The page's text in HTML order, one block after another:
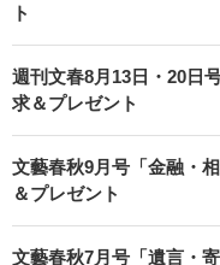
ト
週刊文春8月13日・20日
求＆プレゼント
文藝春秋9月号「金融・
＆プレゼント
文藝春秋7月号「遺言・